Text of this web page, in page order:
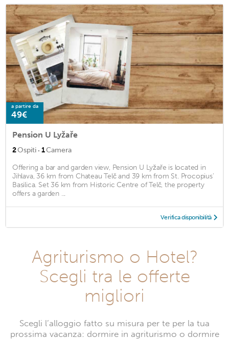
a partire da
49€
Pension U Lyžaře
2Ospiti · 1Camera
Offering a bar and garden view, Pension U Lyžaře is located in
Jihlava, 36 km from Chateau Telč and 39 km from St. Procopius'
Basilica. Set 36 km from Historic Centre of Telč, the property
offers a garden ...
Verifica disponibilità
Agriturismo o Hotel?
Scegli tra le offerte
migliori
Scegli l’alloggio fatto su misura per te per la tua
prossima vacanza: dormire in agriturismo o dormire